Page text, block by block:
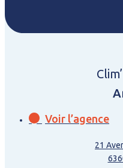
Voir l’agence
21